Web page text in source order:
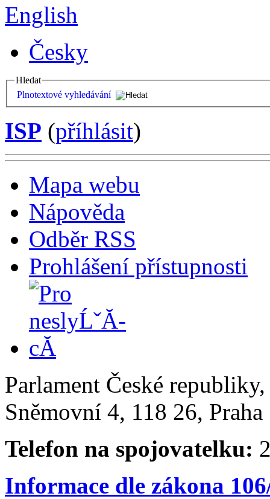
English
Česky
Hledat
Plnotextové vyhledávání
ISP (příhlásit)
Mapa webu
Nápověda
Odběr RSS
Prohlášení přístupnosti
Parlament České
Sněmovní 4, 118 26,
Telefon na spojovatelku:
Informace dle zákona